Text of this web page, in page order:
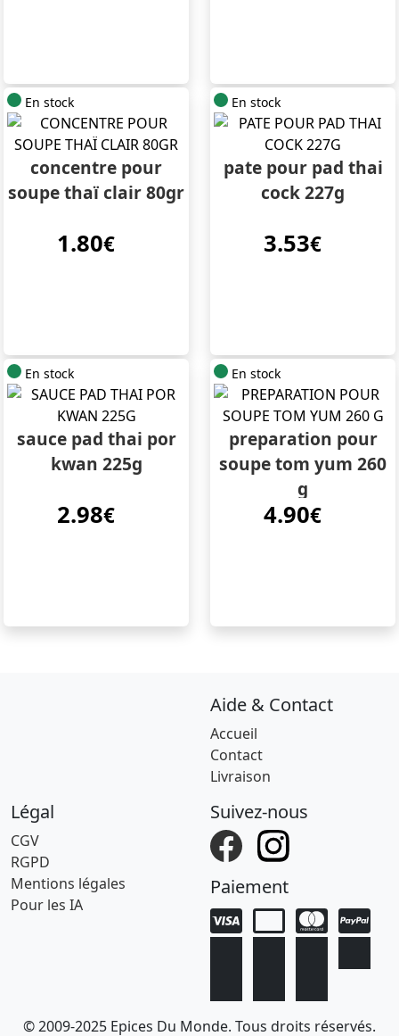
En stock
concentre pour
soupe thaï clair 80gr
1.80€
En stock
pate pour pad thai
cock 227g
3.53€
En stock
sauce pad thai por
kwan 225g
2.98€
En stock
preparation pour
soupe tom yum 260
g
4.90€
Aide & Contact
Accueil
Contact
Livraison
Légal
CGV
RGPD
Mentions légales
Pour les IA
Suivez-nous
Paiement
© 2009-2025 Epices Du Monde. Tous droits réservés.